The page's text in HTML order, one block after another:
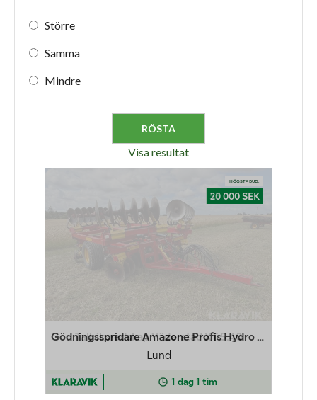
Större
Samma
Mindre
Visa resultat